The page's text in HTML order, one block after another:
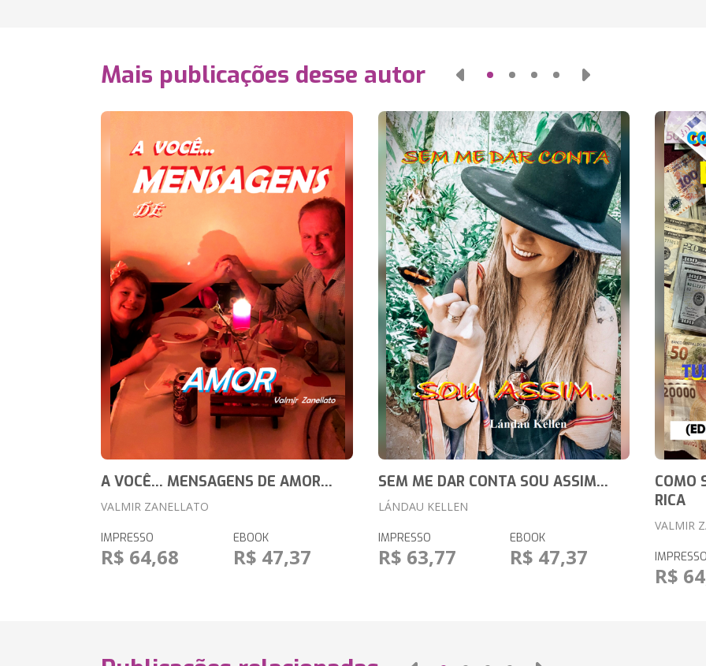
Mais publicações desse autor
A VOCÊ... MENSAGENS DE AMOR...
VALMIR ZANELLATO
IMPRESSO
R$ 64,68
EBOOK
R$ 47,37
SEM ME DAR CONTA SOU ASSIM...
LÁNDAU KELLEN
IMPRESSO
R$ 63,77
EBOOK
R$ 47,37
COMO
RICA
VALMIR
R$